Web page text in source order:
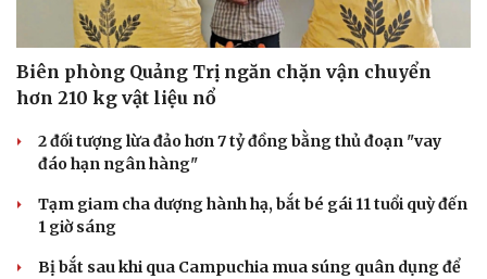
Biên phòng Quảng Trị ngăn chặn vận chuyển
hơn 210 kg vật liệu nổ
2 đối tượng lừa đảo hơn 7 tỷ đồng bằng thủ đoạn "vay
đáo hạn ngân hàng"
Tạm giam cha dượng hành hạ, bắt bé gái 11 tuổi quỳ đến
1 giờ sáng
Bị bắt sau khi qua Campuchia mua súng quân dụng để